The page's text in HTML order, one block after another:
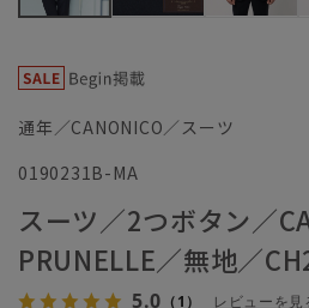
通年／CANONICO／スーツ
0190231B-MA
スーツ／2つボタン／
PRUNELLE／無地／
5.0 （1） レビューを見